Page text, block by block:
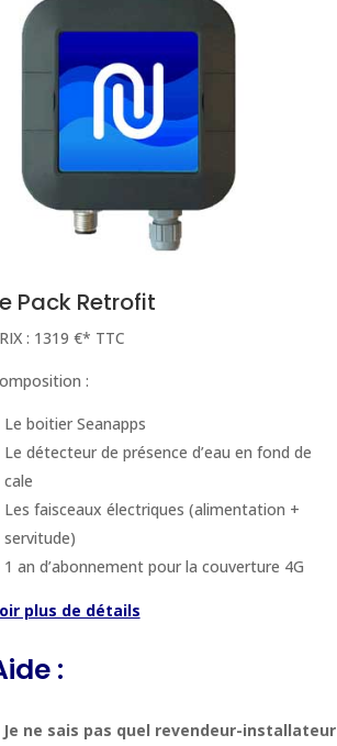
Pack Retrofit
: 1319 €* TTC
:
Le boitier Seanapps
Le détecteur de présence d’eau en fond de
cale
Les faisceaux électriques (alimentation +
servitude)
1 an d’abonnement pour la couverture 4G
plus de détails
:
Je ne sais pas quel revendeur-installateur